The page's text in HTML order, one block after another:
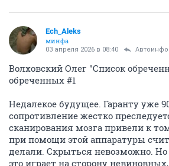
Ech_Aleks
минфа
03 апреля 2026 в 08:40
Волховский Олег "Список
обреченных #1
Недалекое будущее. Гаранту уже
сопротивление жестко
сканирования мозга привели к
при помощи этой аппаратуры
делали. Скрыться невозможно. Но
это играет на сторону